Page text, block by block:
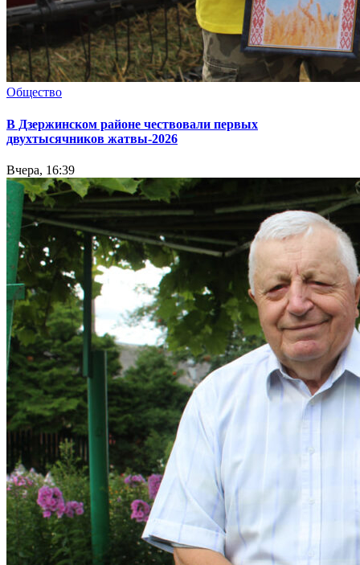
Общество
В Дзержинском районе чествовали первых
двухтысячников жатвы-2026
Вчера, 16:39